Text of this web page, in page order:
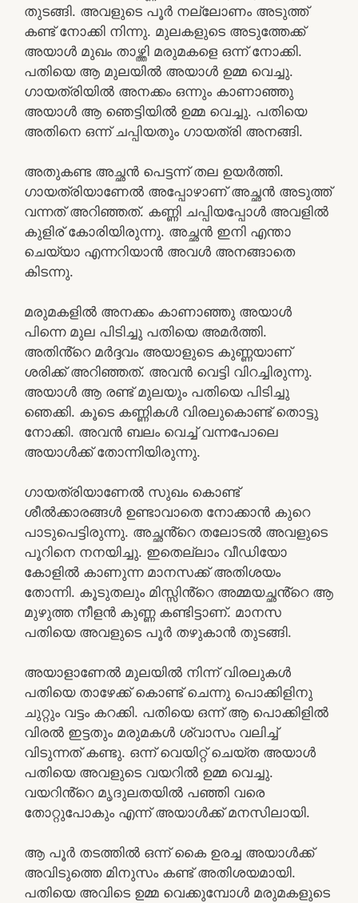
തുടങ്ങി. അവളുടെ പൂർ നല്ലോണം അടുത്ത്
കണ്ട് നോക്കി നിന്നു. മുലകളുടെ അടുത്തേക്ക്
അയാൾ മുഖം താഴ്ത്തി മരുമകളെ ഒന്ന് നോക്കി.
പതിയെ ആ മുലയിൽ അയാൾ ഉമ്മ വെച്ചു.
ഗായത്രിയിൽ അനക്കം ഒന്നും കാണാഞ്ഞു
അയാൾ ആ ഞെട്ടിയിൽ ഉമ്മ വെച്ചു. പതിയെ
അതിനെ ഒന്ന് ചപ്പിയതും ഗായത്രി അനങ്ങി.
അതുകണ്ട അച്ഛൻ പെട്ടന്ന് തല ഉയർത്തി.
ഗായത്രിയാണേൽ അപ്പോഴാണ് അച്ഛൻ അടുത്ത്
വന്നത് അറിഞ്ഞത്. കണ്ണി ചപ്പിയപ്പോൾ അവളിൽ
കുളിര് കോരിയിരുന്നു. അച്ഛൻ ഇനി എന്താ
ചെയ്യാ എന്നറിയാൻ അവൾ അനങ്ങാതെ
കിടന്നു.
മരുമകളിൽ അനക്കം കാണാഞ്ഞു അയാൾ
പിന്നെ മുല പിടിച്ചു പതിയെ അമർത്തി.
അതിൻ്റെ മർദ്ദവം അയാളുടെ കുണ്ണയാണ്
ശരിക്ക് അറിഞ്ഞത്. അവൻ വെട്ടി വിറച്ചിരുന്നു.
അയാൾ ആ രണ്ട് മുലയും പതിയെ പിടിച്ചു
ഞെക്കി. കൂടെ കണ്ണികൾ വിരലുകൊണ്ട് തൊട്ടു
നോക്കി. അവൻ ബലം വെച്ച് വന്നപോലെ
അയാൾക്ക് തോന്നിയിരുന്നു.
ഗായത്രിയാണേൽ സുഖം കൊണ്ട്
ശീൽക്കാരങ്ങൾ ഉണ്ടാവാതെ നോക്കാൻ കുറെ
പാടുപെട്ടിരുന്നു. അച്ഛൻ്റെ തലോടൽ അവളുടെ
പൂറിനെ നനയിച്ചു. ഇതെല്ലാം വീഡിയോ
കോളിൽ കാണുന്ന മാനസക്ക് അതിശയം
തോന്നി. കൂടുതലും മിസ്സിൻ്റെ അമ്മയച്ഛൻ്റെ ആ
മുഴുത്ത നീളൻ കുണ്ണ കണ്ടിട്ടാണ്. മാനസ
പതിയെ അവളുടെ പൂർ തഴുകാൻ തുടങ്ങി.
അയാളാണേൽ മുലയിൽ നിന്ന് വിരലുകൾ
പതിയെ താഴേക്ക് കൊണ്ട് ചെന്നു പൊക്കിളിനു
ചുറ്റും വട്ടം കറക്കി. പതിയെ ഒന്ന് ആ പൊക്കിളിൽ
വിരൽ ഇട്ടതും മരുമകൾ ശ്വാസം വലിച്ച്
വിടുന്നത് കണ്ടു. ഒന്ന് വെയിറ്റ് ചെയ്‌ത അയാൾ
പതിയെ അവളുടെ വയറിൽ ഉമ്മ വെച്ചു.
വയറിൻ്റെ മൃദുലതയിൽ പഞ്ഞി വരെ
തോറ്റുപോകും എന്ന് അയാൾക്ക് മനസിലായി.
ആ പൂർ തടത്തിൽ ഒന്ന് കൈ ഉരച്ച അയാൾക്ക്
അവിടുത്തെ മിനുസം കണ്ട് അതിശയമായി.
പതിയെ അവിടെ ഉമ്മ വെക്കുമ്പോൾ മരുമകളുടെ